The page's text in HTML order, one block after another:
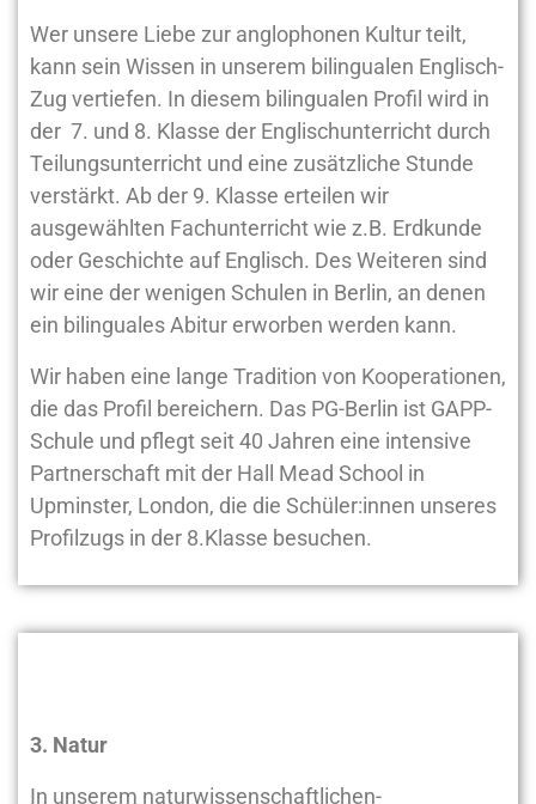
Wer unsere Liebe zur anglophonen Kultur teilt,
kann sein Wissen in unserem bilingualen Englisch-
Zug vertiefen. In diesem bilingualen Profil wird in
der 7. und 8. Klasse der Englischunterricht durch
Teilungsunterricht und eine zusätzliche Stunde
verstärkt. Ab der 9. Klasse erteilen wir
ausgewählten Fachunterricht wie z.B. Erdkunde
oder Geschichte auf Englisch. Des Weiteren sind
wir eine der wenigen Schulen in Berlin, an denen
ein bilinguales Abitur erworben werden kann.
Wir haben eine lange Tradition von Kooperationen,
die das Profil bereichern. Das PG-Berlin ist GAPP-
Schule und pflegt seit 40 Jahren eine intensive
Partnerschaft mit der Hall Mead School in
Upminster, London, die die Schüler:innen unseres
Profilzugs in der 8.Klasse besuchen.
3. Natur
In unserem naturwissenschaftlichen-